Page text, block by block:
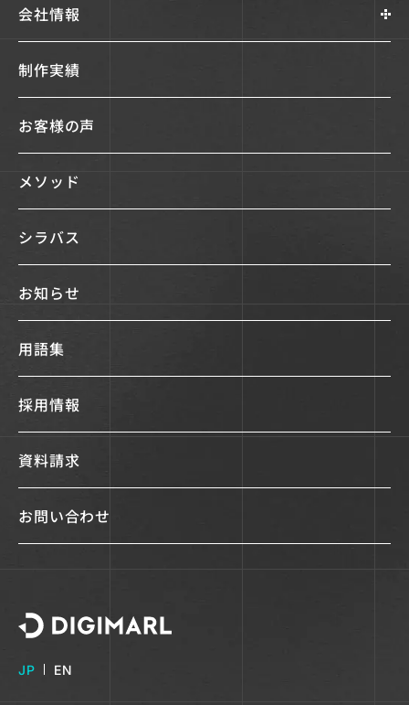
会社情報
制作実績
お客様の声
メソッド
シラバス
お知らせ
用語集
採用情報
資料請求
お問い合わせ
JP EN